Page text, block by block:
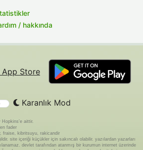
/ hakkında
Karanlık Mod
Hopkins'e aittir.
fader
fraise, kibritsuyu, rakicandir
site içeriği küçükler için sakıncalı olabilir. yazılardan yazarları
devlet tarafından atanmış bir kurumun internet üzerinde